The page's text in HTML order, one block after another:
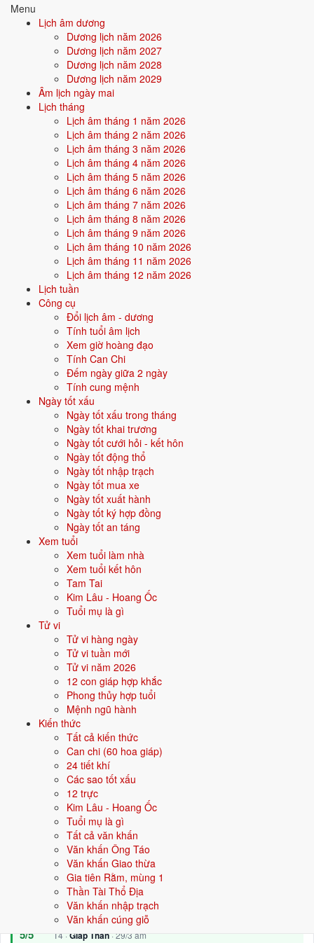
Menu
Lịch âm dương
Dương lịch năm 2026
Dương lịch năm 2027
Dương lịch năm 2028
Dương lịch năm 2029
Âm lịch ngày mai
Lịch tháng
Lịch âm tháng 1 năm 2026
Lịch âm tháng 2 năm 2026
Lịch âm tháng 3 năm 2026
Lịch âm tháng 4 năm 2026
Lịch âm tháng 5 năm 2026
Lịch âm tháng 6 năm 2026
Lịch âm tháng 7 năm 2026
Lịch âm tháng 8 năm 2026
Lịch âm tháng 9 năm 2026
Lịch âm tháng 10 năm 2026
Lịch âm tháng 11 năm 2026
Lịch âm tháng 12 năm 2026
Lịch tuần
Công cụ
Đổi lịch âm - dương
Tính tuổi âm lịch
Xem giờ hoàng đạo
Tính Can Chi
Đếm ngày giữa 2 ngày
Tính cung mệnh
Ngày tốt xấu
Ngày tốt xấu trong tháng
Ngày tốt khai trương
Ngày tốt cưới hỏi - kết hôn
Ngày tốt động thổ
Ngày tốt nhập trạch
Ngày tốt mua xe
Ngày tốt xuất hành
Ngày tốt ký hợp đồng
Ngày tốt an táng
Xem tuổi
Xem tuổi làm nhà
Xem tuổi kết hôn
Tam Tai
Kim Lâu - Hoang Ốc
Tuổi mụ là gì
Tử vi
Tử vi hàng ngày
Tử vi tuần mới
Tử vi năm 2026
12 con giáp hợp khắc
Phong thủy hợp tuổi
Mệnh ngũ hành
Kiến thức
Tất cả kiến thức
Can chi (60 hoa giáp)
24 tiết khí
Các sao tốt xấu
12 trực
Kim Lâu - Hoang Ốc
Tuổi mụ là gì
Tất cả văn khấn
Văn khấn Ông Táo
Văn khấn Giao thừa
Gia tiên Rằm, mùng 1
Thần Tài Thổ Địa
Văn khấn nhập trạch
Văn khấn cúng giỗ
⛔ NÊN TRÁNH
T5 ·Kỷ Hợi · 15/4 âm
T7 ·Đinh Hợi· 3/4 âm
3/5 T2 ·Nhâm Ngọ· 27/3 âm
Xem ngày tốt cưới hỏi
Khai trương
Trong tháng 5/2027 có 11 ngày tốt cho khai trương. Tốt nhất: 16/5, 22/5,
✅ NGÀY ĐẸP NHẤT
CN ·Ất Mùi· 11/4 âm
T7 · Tân Sửu · 17/4 âm
T2 ·Kỷ Sửu· 5/4 âm
T4 ·Tân Mão · 7/4 âm
⛔ NÊN TRÁNH
T5 ·Kỷ Hợi · 15/4 âm
T7 ·Đinh Hợi · 3/4 âm
Xem ngày tốt khai trương
Động thổ
Trong tháng 5/2027 có 15 ngày tốt cho động thổ. Tốt nhất: 10/5, 16/5,
✅ NGÀY ĐẸP NHẤT
T2 ·Kỷ Sửu· 5/4 âm
CN ·Ất Mùi· 11/4 âm
22/5 T7 ·
T4 ·Tân Mão· 7/4 âm
T6 ·Đinh Mùi· 23/4 âm
⛔ NÊN TRÁNH
21/5 T6 ·Canh Tý
T5 ·Kỷ Hợi· 15/4 âm
CN ·Mậu Tý· 4/4 âm
Xem ngày tốt động thổ
Nhập trạch
Trong tháng 5/2027 có 15 ngày tốt cho nhập trạch. Tốt nhất: 5/5, 10/5,
✅ NGÀY ĐẸP NHẤT
5/5 T4 ·Giáp Thân · 29/3 âm